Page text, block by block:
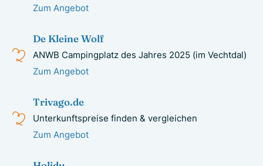
Zum Angebot
De Kleine Wolf
ANWB Campingplatz des Jahres 2025 (im Vechtdal)
Zum Angebot
Trivago.de
Unterkunftspreise finden & vergleichen
Zum Angebot